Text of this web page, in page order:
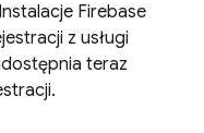
Firebase
z usługi
teraz